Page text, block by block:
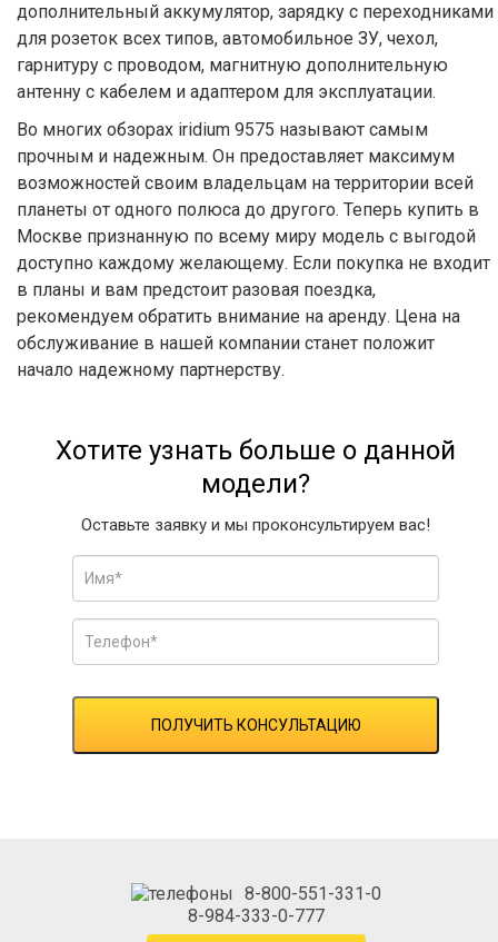
дополнительный аккумулятор, зарядку с переходниками
для розеток всех типов, автомобильное ЗУ, чехол,
гарнитуру с проводом, магнитную дополнительную
антенну с кабелем и адаптером для эксплуатации.
Во многих обзорах iridium 9575 называют самым
прочным и надежным. Он предоставляет максимум
возможностей своим владельцам на территории всей
планеты от одного полюса до другого. Теперь купить в
Москве признанную по всему миру модель с выгодой
доступно каждому желающему. Если покупка не входит
в планы и вам предстоит разовая поездка,
рекомендуем обратить внимание на аренду. Цена на
обслуживание в нашей компании станет положит
начало надежному партнерству.
Хотите узнать больше о данной
модели?
Оставьте заявку и мы проконсультируем вас!
ПОЛУЧИТЬ КОНСУЛЬТАЦИЮ
8-800-551-331-0
8-984-333-0-777